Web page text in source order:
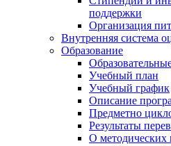
поддержки
Организация
Внутренняя система
Образование
Учебный план
Учебный график
Описание
Предметно
Результаты
О методических